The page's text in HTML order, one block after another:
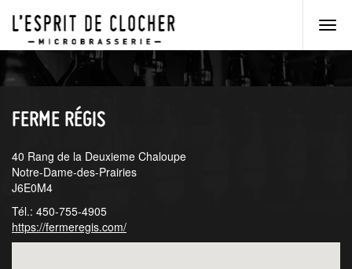
Aller
au
menu
Aller
au
contenu
FERME RÉGIS
40 Rang de la Deuxieme Chaloupe
Notre-Dame-des-Prairies
J6E0M4
Tél.: 450-755-4905
https://fermeregis.com/